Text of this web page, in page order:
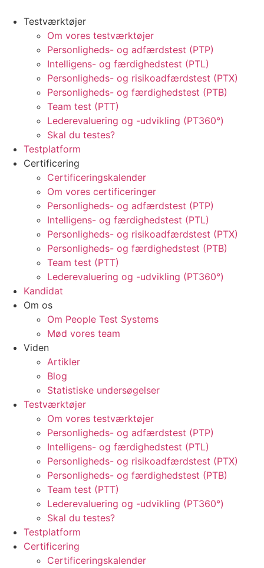
Testværktøjer
Om vores testværktøjer
Personligheds- og adfærdstest (PTP)
Intelligens- og færdighedstest (PTL)
Personligheds- og risikoadfærdstest (PTX)
Personligheds- og færdighedstest (PTB)
Team test (PTT)
Lederevaluering og -udvikling (PT360°)
Skal du testes?
Testplatform
Certificering
Certificeringskalender
Om vores certificeringer
Personligheds- og adfærdstest (PTP)
Intelligens- og færdighedstest (PTL)
Personligheds- og risikoadfærdstest (PTX)
Personligheds- og færdighedstest (PTB)
Team test (PTT)
Lederevaluering og -udvikling (PT360°)
Kandidat
Om os
Om People Test Systems
Mød vores team
Viden
Artikler
Blog
Statistiske undersøgelser
Testværktøjer
Om vores testværktøjer
Personligheds- og adfærdstest (PTP)
Intelligens- og færdighedstest (PTL)
Personligheds- og risikoadfærdstest (PTX)
Personligheds- og færdighedstest (PTB)
Team test (PTT)
Lederevaluering og -udvikling (PT360°)
Skal du testes?
Testplatform
Certificering
Certificeringskalender